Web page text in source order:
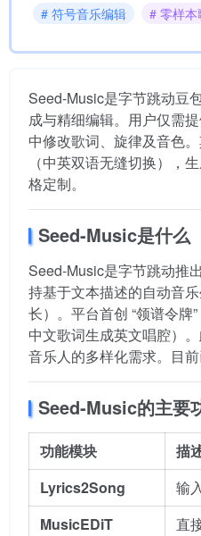
# 符号音乐编辑
# 零样本
Seed-Music是字节跳动豆
成与精细编辑。用户仅需
中修改歌词、旋律及音色
（中英双语无缝切换），
格定制。
Seed-Music是什么
Seed-Music是字节跳动推
持基于文本描述的自动音
长）。平台首创 “领谱令
中文歌词生成英文唱腔）
音乐人的多样化需求。目
Seed-Music的主要
功能模块
描
Lyrics2Song
输
MusicEDiT
直